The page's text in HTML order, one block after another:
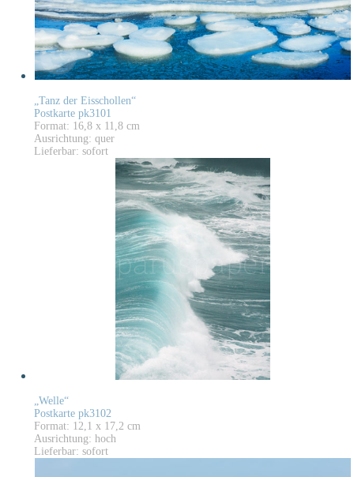
„Tanz der Eisschollen“
Postkarte pk3101
Format: 16,8 x 11,8 cm
Ausrichtung: quer
Lieferbar: sofort
„Welle“
Postkarte pk3102
Format: 12,1 x 17,2 cm
Ausrichtung: hoch
Lieferbar: sofort